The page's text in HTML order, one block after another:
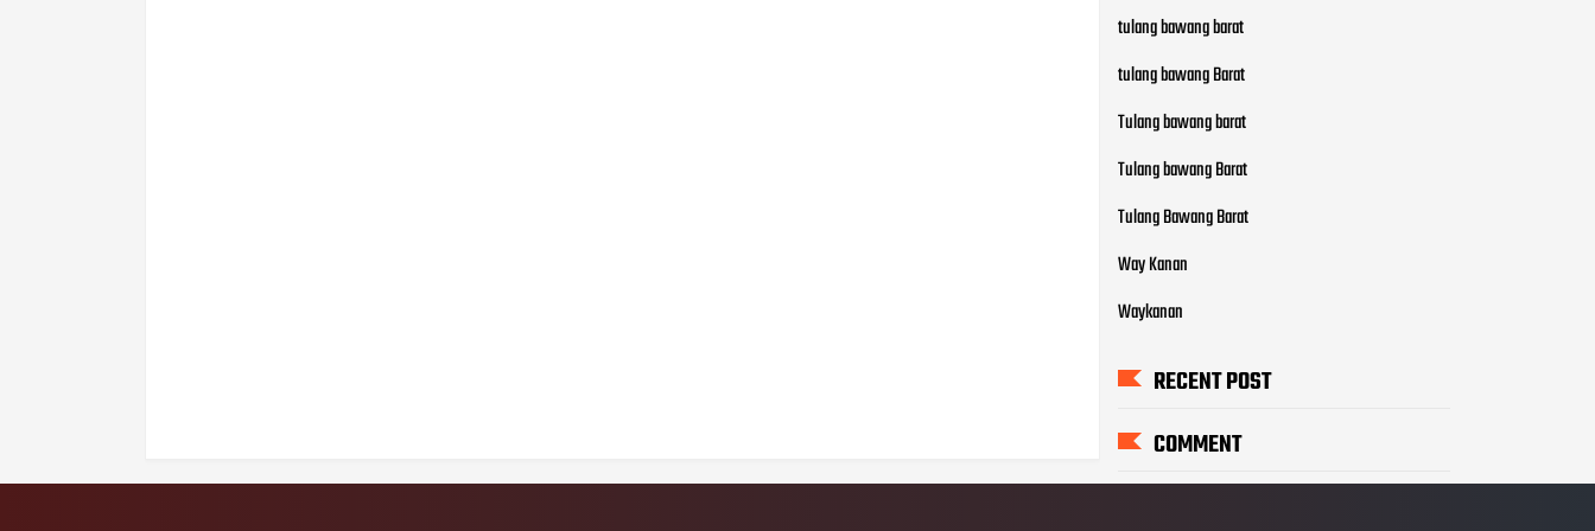
tulang bawang barat
tulang bawang Barat
Tulang bawang barat
Tulang bawang Barat
Tulang Bawang Barat
Way Kanan
Waykanan
RECENT POST
COMMENT